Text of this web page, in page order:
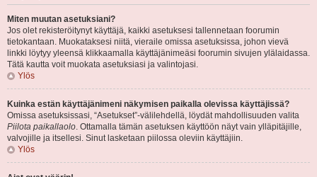
Miten muutan asetuksiani?
Jos olet rekisteröitynyt käyttäjä, kaikki asetuksesi tallennetaan foorumin
tietokantaan. Muokataksesi niitä, vieraile omissa asetuksissa, johon vievä
linkki löytyy yleensä klikkaamalla käyttäjänimeäsi foorumin sivujen ylälaidassa.
Tätä kautta voit muokata asetuksiasi ja valintojasi.
Ylös
Kuinka estän käyttäjänimeni näkymisen paikalla olevissa käyttäjissä?
Omissa asetuksissasi, “Asetukset”-välilehdellä, löydät mahdollisuuden valita
Piilota paikallaolo. Ottamalla tämän asetuksen käyttöön näyt vain ylläpitäjille,
valvojille ja itsellesi. Sinut lasketaan piilossa oleviin käyttäjiin.
Ylös